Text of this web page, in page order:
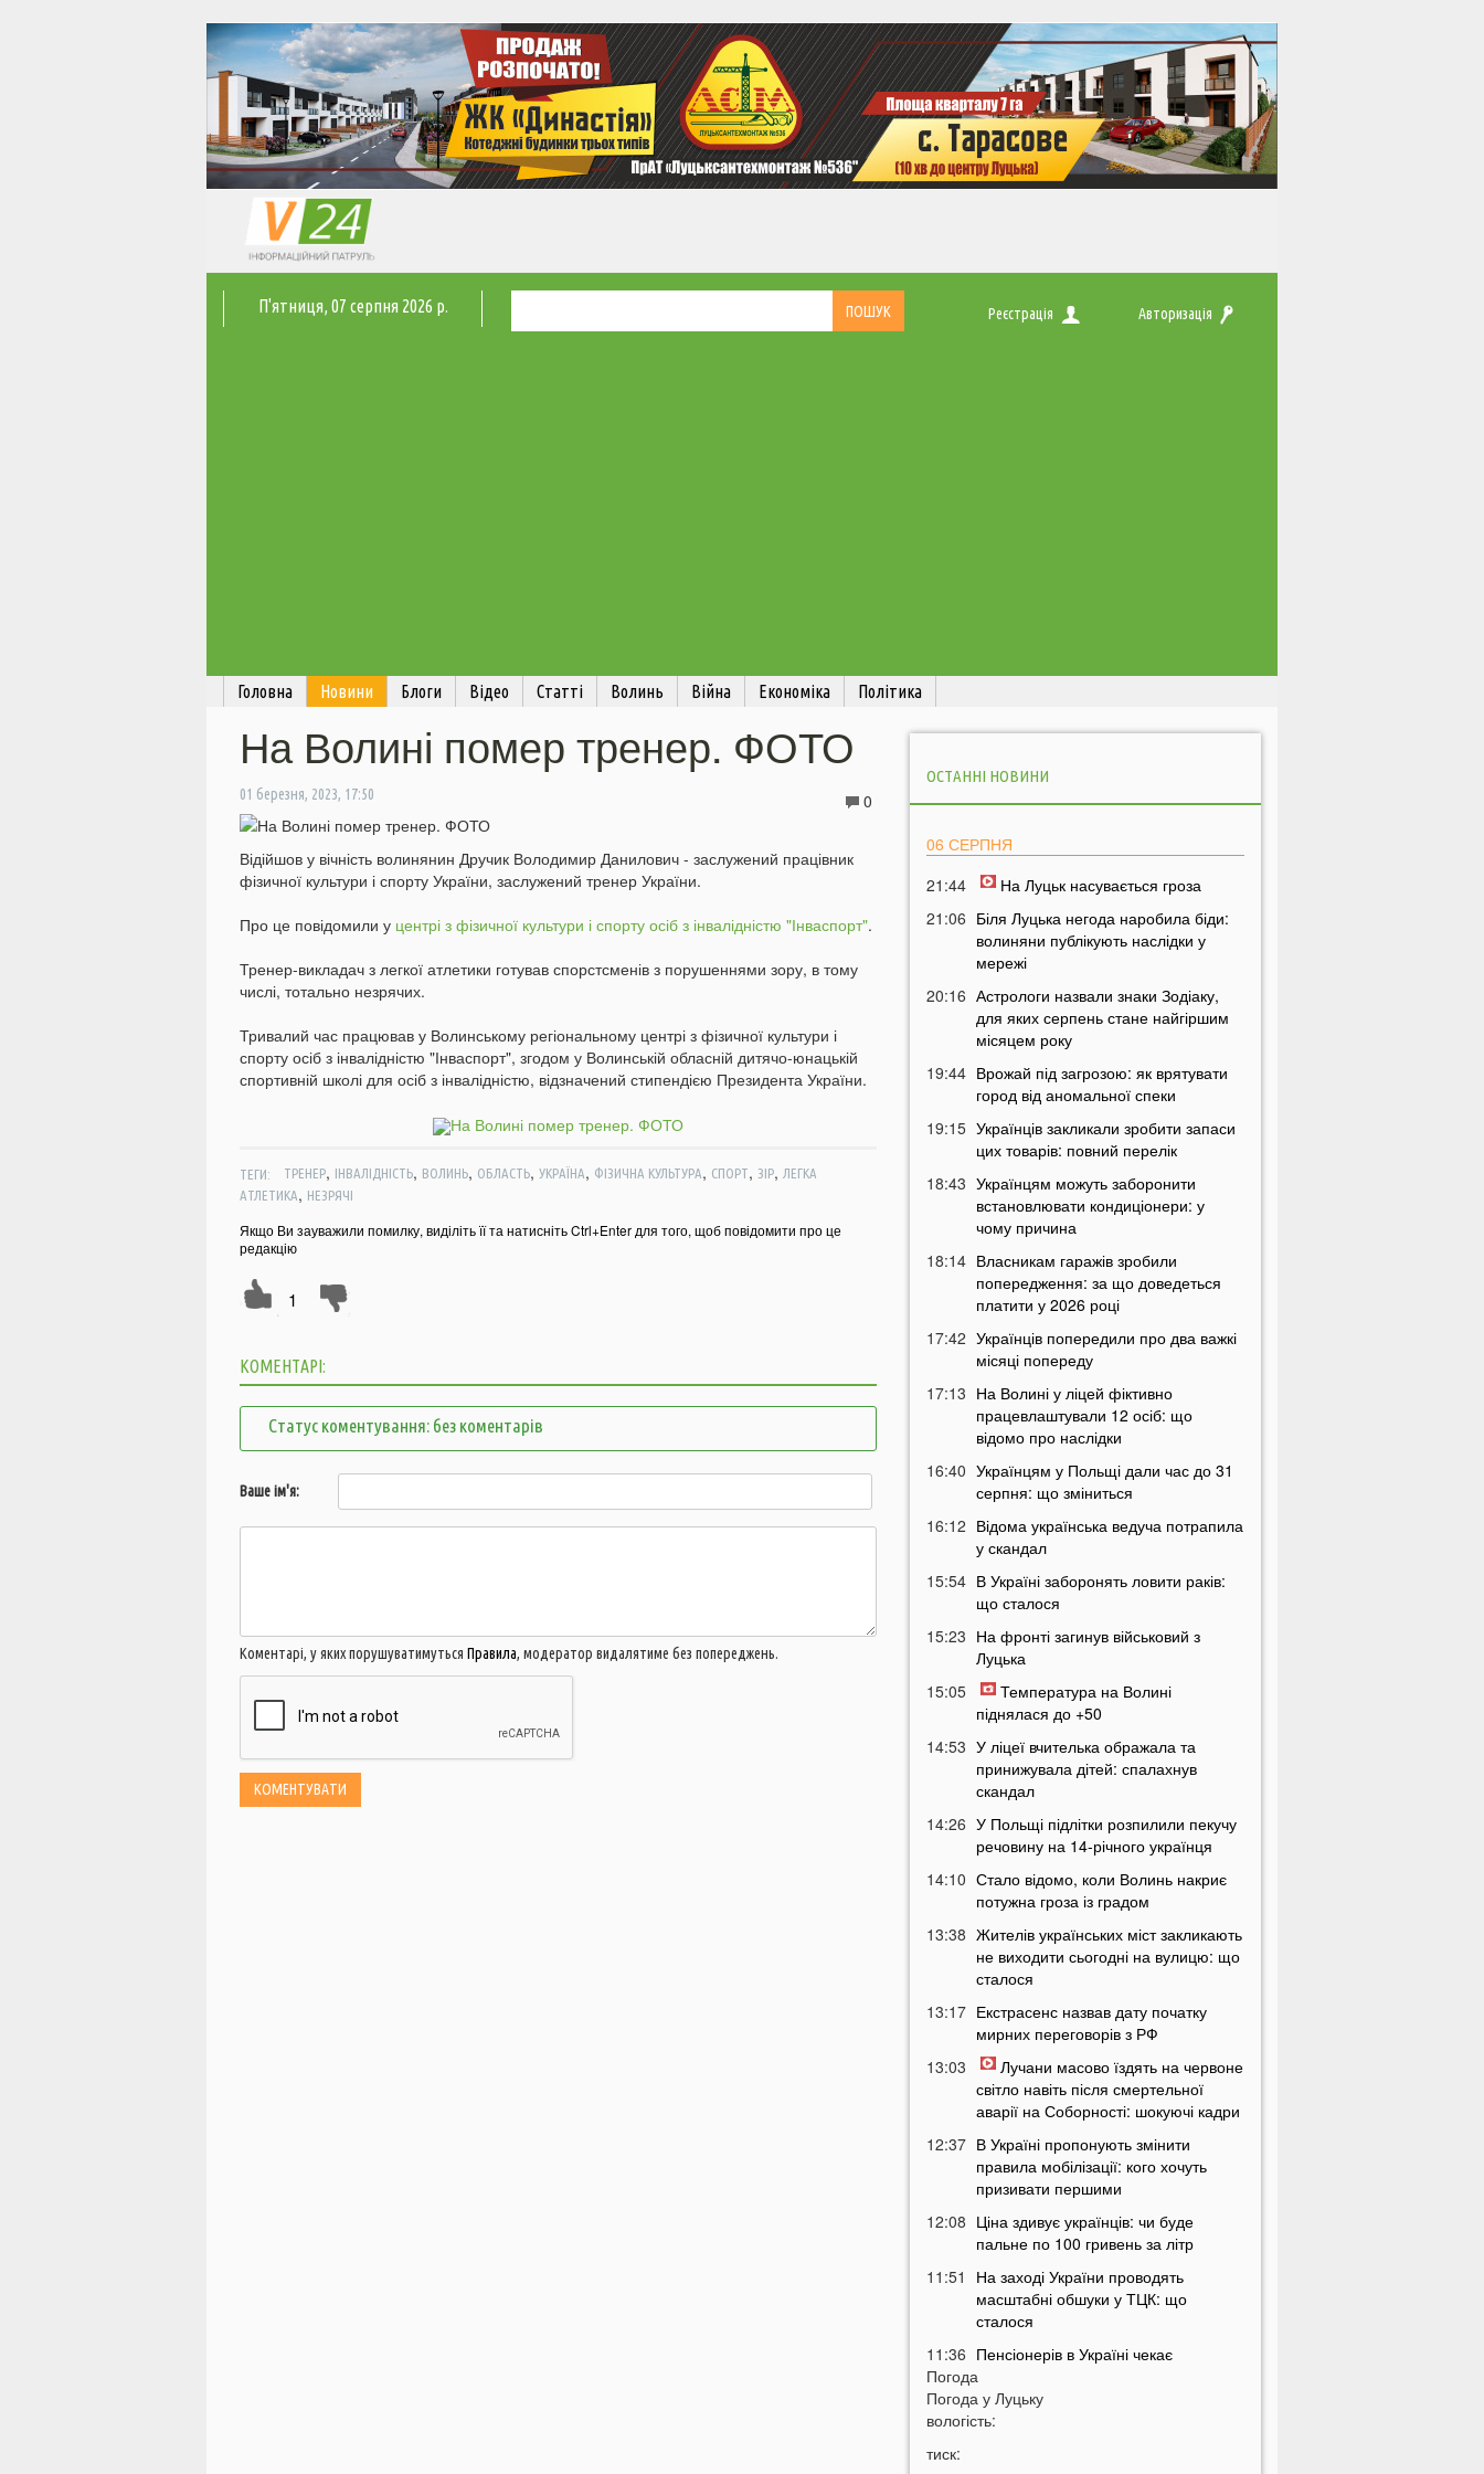
П'ятниця, 07 серпня 2026 р. Реєстрація Авторизація
Головна Новини Блоги Відео Статті Волинь Війна Економіка Політика
На Волині помер тренер. ФОТО
01 березня, 2023, 17:50 0
Відійшов у вічність волинянин Дручик Володимир Данилович - заслужений працівник
фізичної культури і спорту України, заслужений тренер України.
Про це повідомили у центрі з фізичної культури і спорту осіб з інвалідністю "Інваспорт".
Тренер-викладач з легкої атлетики готував спорстсменів з порушеннями зору, в тому
числі, тотально незрячих.
Тривалий час працював у Волинському регіональному центрі з фізичної культури і
спорту осіб з інвалідністю "Інваспорт", згодом у Волинській обласній дитячо-юнацькій
спортивній школі для осіб з інвалідністю, відзначений стипендією Президента України.
ТЕГИ: ТРЕНЕР, ІНВАЛІДНІСТЬ, ВОЛИНЬ, ОБЛАСТЬ, УКРАЇНА, ФІЗИЧНА КУЛЬТУРА, СПОРТ, ЗІР, ЛЕГКА
АТЛЕТИКА, НЕЗРЯЧІ
Якщо Ви зауважили помилку, виділіть її та натисніть Ctrl+Enter для того, щоб повідомити про це
редакцію
1
КОМЕНТАРІ:
Статус коментування: без коментарів
Ваше ім'я:
Коментарі, у яких порушуватимуться Правила, модератор видалятиме без попереджень.
ОСТАННІ НОВИНИ
06 СЕРПНЯ
21:44
На Луцьк насувається гроза
21:06 Біля Луцька негода наробила біди:
волиняни публікують наслідки у
мережі
20:16 Астрологи назвали знаки Зодіаку,
для яких серпень стане найгіршим
місяцем року
19:44 Врожай під загрозою: як врятувати
город від аномальної спеки
19:15 Українців закликали зробити запаси
цих товарів: повний перелік
18:43 Українцям можуть заборонити
встановлювати кондиціонери: у
чому причина
18:14 Власникам гаражів зробили
попередження: за що доведеться
платити у 2026 році
17:42 Українців попередили про два важкі
місяці попереду
17:13 На Волині у ліцей фіктивно
працевлаштували 12 осіб: що
відомо про наслідки
16:40 Українцям у Польщі дали час до 31
серпня: що зміниться
16:12 Відома українська ведуча потрапила
у скандал
15:54 В Україні заборонять ловити раків:
що сталося
15:23 На фронті загинув військовий з
Луцька
15:05
Температура на Волині
піднялася до +50
14:53 У ліцеї вчителька ображала та
принижувала дітей: спалахнув
скандал
14:26 У Польщі підлітки розпилили пекучу
речовину на 14-річного українця
14:10 Стало відомо, коли Волинь накриє
потужна гроза із градом
13:38 Жителів українських міст закликають
не виходити сьогодні на вулицю: що
сталося
13:17 Екстрасенс назвав дату початку
мирних переговорів з РФ
13:03
Лучани масово їздять на червоне
світло навіть після смертельної
аварії на Соборності: шокуючі кадри
12:37 В Україні пропонують змінити
правила мобілізації: кого хочуть
призивати першими
12:08 Ціна здивує українців: чи буде
пальне по 100 гривень за літр
11:51
На заході України проводять
масштабні обшуки у ТЦК: що
сталося
11:36 Пенсіонерів в Україні чекає
масштабна перевірка: кого це
торкнеться
11:07 Україну накриє потужна магнітна
Погода
Погода у Луцьку
вологість:
тиск: